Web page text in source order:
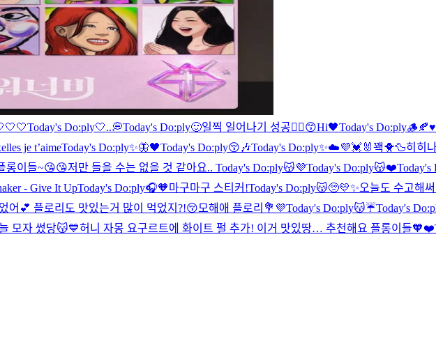
Today's Do:ply🤍..💭Today's Do:ply🙂일찍 일어나기 성공✌🏻😙Hi🖤Today's Do:ply🪵🍂♥️
je t’aimeToday's Do:ply✨🦋🖤Today's Do:ply😚🎶Today's Do:ply✨☁️💜💓🐰꽥🐥🦆히히
롱이들~😘😘저만 들을 수는 없을 것 같아요.. Today's Do:ply😽💜Today's Do:ply😽❤️
- Give It UpToday's Do:ply🎧🧡마구마구 스티커!Today's Do:ply😽🥺💛✨오늘도 수고해
어💕 플로리도 맛있는거 많이 먹었지?!😚모해애 플로리💐💜Today's Do:ply😽☔️Today's
모자 썼당😽💙허니 자몽 요구르트에 화이트 펄 추가! 이거 맛있땅… 추천해요 플롱이들🧡❤️